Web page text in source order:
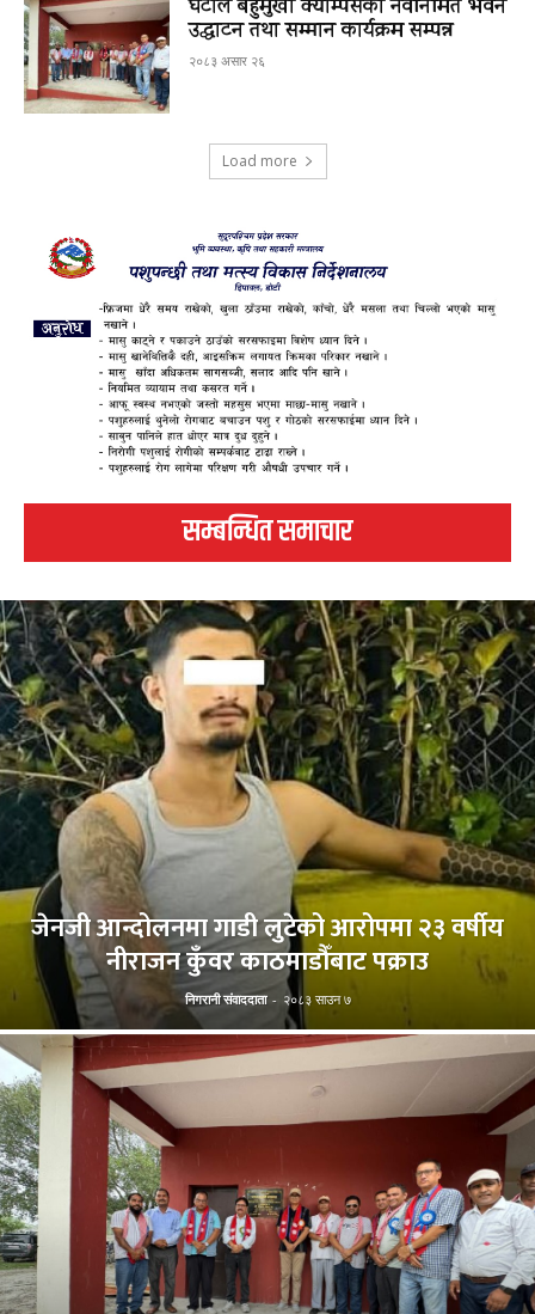
घटाल बहुमुखी क्याम्पसको नवनिर्मित भवन
उद्घाटन तथा सम्मान कार्यक्रम सम्पन्न
२०८३ असार २६
Load more
सम्बन्धित समाचार
जेनजी आन्दोलनमा गाडी लुटेको आरोपमा २३ वर्षीय
नीराजन कुँवर काठमाडौँबाट पक्राउ
निगरानी संवाददाता - २०८३ साउन ७